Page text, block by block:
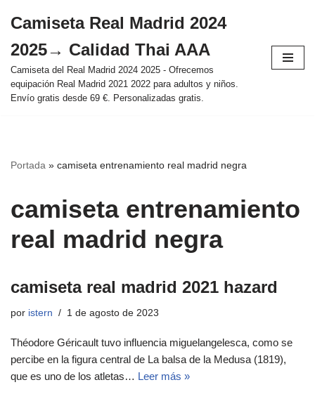
al
contenido
Camiseta Real Madrid 2024
2025→ Calidad Thai AAA
Camiseta del Real Madrid 2024 2025 - Ofrecemos
equipación Real Madrid 2021 2022 para adultos y niños.
Envío gratis desde 69 €. Personalizadas gratis.
Portada » camiseta entrenamiento real madrid negra
camiseta entrenamiento
real madrid negra
camiseta real madrid 2021 hazard
por istern 1 de agosto de 2023
Théodore Géricault tuvo influencia miguelangelesca, como se
percibe en la figura central de La balsa de la Medusa (1819),
que es uno de los atletas… Leer más »